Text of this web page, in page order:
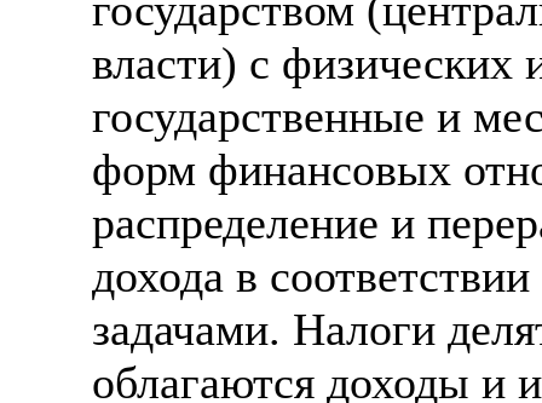
Также смотрите
отправке в другие
А также
рабочий,
стикеровщик.
# работа за границей
# работа за рубежом
# трудоустройство за
В таких банках, как
Промсвязьбанк,
А также в компаниях:
СДЭК, ПЭК и т.д.
В направлениях: без
консультирование,
власти) с
государственные и
форм финансовых
распределение и
дохода в
задачами. Налоги
облагаются доходы и